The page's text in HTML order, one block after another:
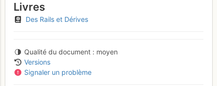
Livres
Des Rails et Dérives
Qualité du document
moyen
Versions
Signaler un problème